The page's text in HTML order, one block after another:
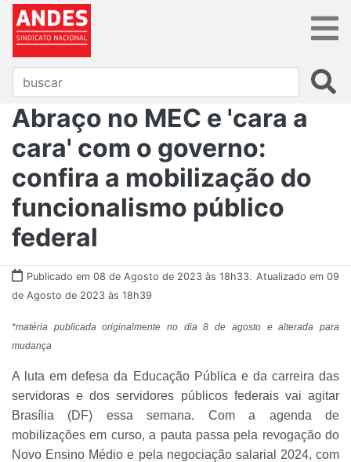
Abraço no MEC e 'cara a
cara' com o governo:
confira a mobilização do
funcionalismo público
federal
Publicado em 08 de Agosto de 2023 às 18h33. Atualizado em 09
de Agosto de 2023 às 18h39
*matéria publicada originalmente no dia 8 de agosto e alterada para
mudança
A luta em defesa da Educação Pública e da carreira das
servidoras e dos servidores públicos federais vai agitar
Brasília (DF) essa semana. Com a agenda de
mobilizações em curso, a pauta passa pela revogação do
Novo Ensino Médio e pela negociação salarial 2024, com